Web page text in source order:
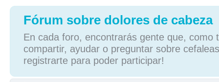
Fórum sobre dolores de cabeza
En cada foro, encontrarás gente que, como
compartir, ayudar o preguntar sobre
registrarte para poder participar!